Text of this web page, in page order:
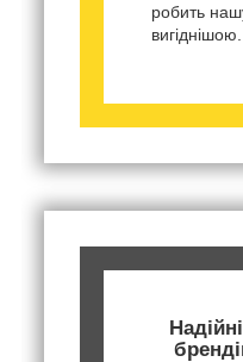
робить
вигіднішою.